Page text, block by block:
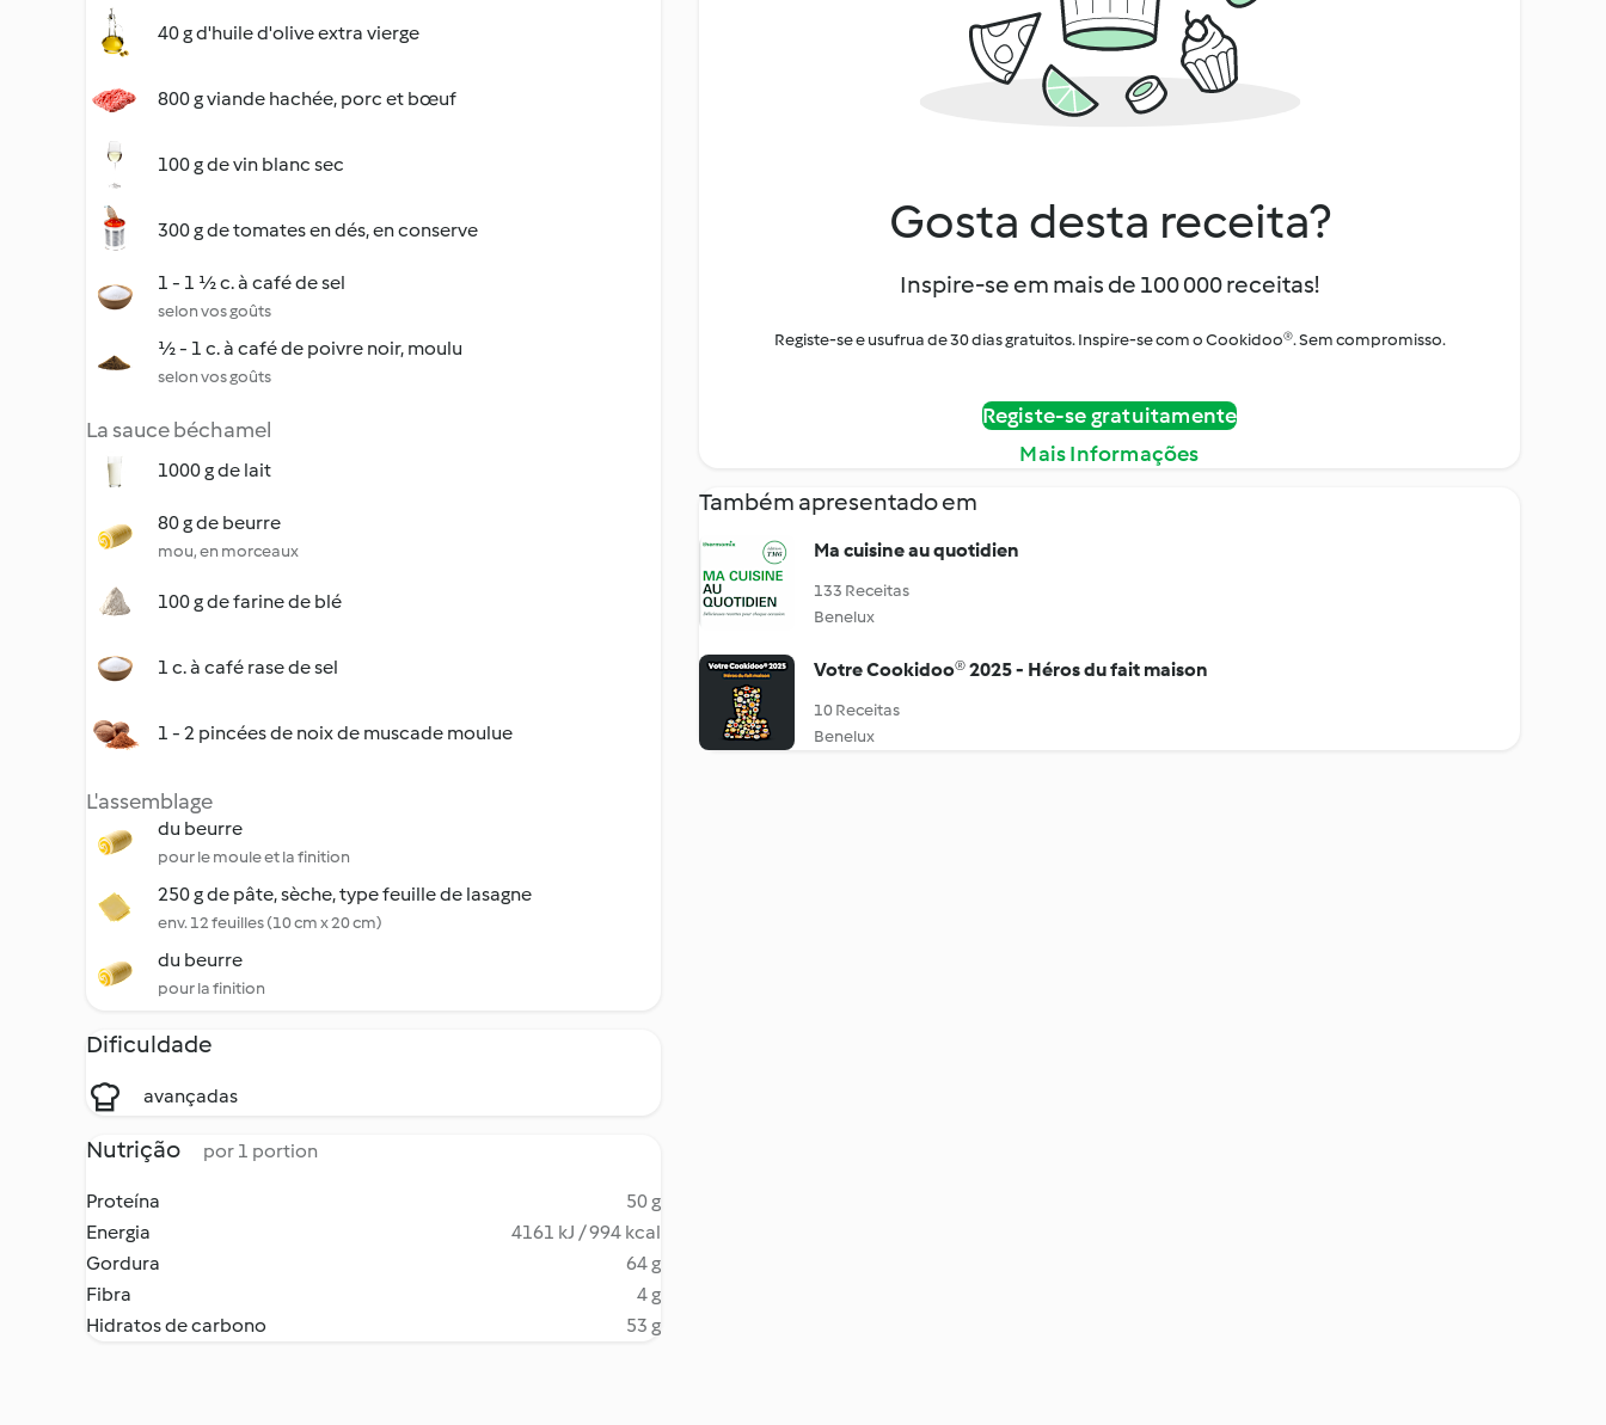
40 g d'huile d'olive extra vierge
800 g viande hachée, porc et bœuf
100 g de vin blanc sec
300 g de tomates en dés, en conserve
1 - 1 ½ c. à café de sel
selon vos goûts
½ - 1 c. à café de poivre noir, moulu
selon vos goûts
La sauce béchamel
1000 g de lait
80 g de beurre
mou, en morceaux
100 g de farine de blé
1 c. à café rase de sel
1 - 2 pincées de noix de muscade moulue
L'assemblage
du beurre
pour le moule et la finition
250 g de pâte, sèche, type feuille de lasagne
env. 12 feuilles (10 cm x 20 cm)
du beurre
pour la finition
Dificuldade
avançadas
Nutrição por 1 portion
Proteína
50 g
Energia
4161 kJ / 994 kcal
Gordura
64 g
Fibra
4 g
Hidratos de carbono
53 g
Gosta desta receita?
Inspire-se em mais de 100 000 receitas!
Registe-se e usufrua de 30 dias gratuitos. Inspire-se com o Cookidoo®. Sem compromisso.
Registe-se gratuitamente
Mais Informações
Também apresentado em
Ma cuisine au quotidien
133 Receitas
Benelux
Votre Cookidoo® 2025 - Héros du fait maison
10 Receitas
Benelux